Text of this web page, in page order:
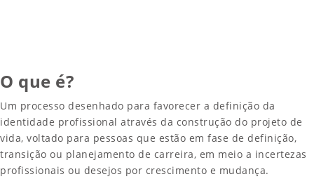
O que é?
Um processo desenhado para favorecer a definição da
identidade profissional através da construção do projeto de
vida, voltado para pessoas que estão em fase de definição,
transição ou planejamento de carreira, em meio a incertezas
profissionais ou desejos por crescimento e mudança.